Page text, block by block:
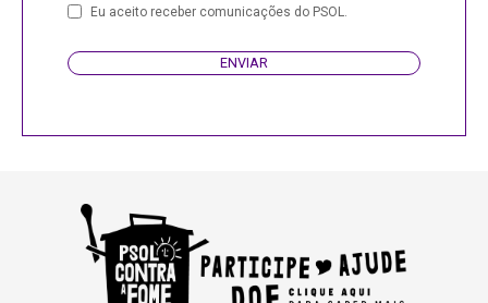
Eu aceito receber comunicações do PSOL.
ENVIAR